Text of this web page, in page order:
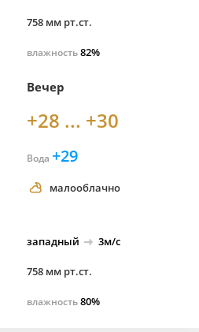
758 мм рт.ст.
влажность82%
Вечер
+28 ... +30
Вода +29
малооблачно
западный 3м/с
758 мм рт.ст.
влажность80%